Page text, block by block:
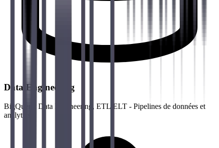
Data Engineering
BigQuery, Data Engineering, ETL/ELT - Pipelines de données et
analytics.